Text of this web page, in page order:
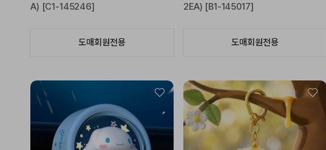
A) [C1-145246]
도매회원전용
2EA) [B1-145017]
도매회원전용